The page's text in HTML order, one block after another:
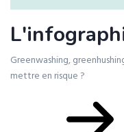
Greenwashing,
mettre en risque ?